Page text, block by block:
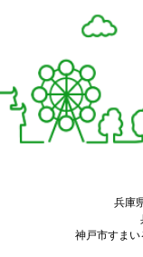
兵庫
神戸市すま